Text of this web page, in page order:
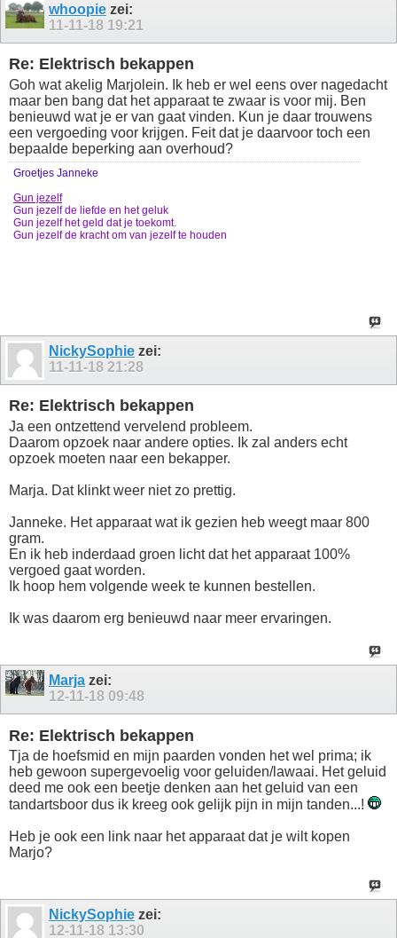
whoopie zei:
11-11-18 19:21
Re: Elektrisch bekappen
Goh wat akelig Marjolein. Ik heb er wel eens over nagedacht
maar ben bang dat het apparaat te zwaar is voor mij. Ben
benieuwd wat je er van gaat vinden. Kun je daar trouwens
een vergoeding voor krijgen. Feit dat je daarvoor toch een
bepaalde beperking aan overhoud?
Groetjes Janneke
Gun jezelf
Gun jezelf de liefde en het geluk
Gun jezelf het geld dat je toekomt.
Gun jezelf de kracht om van jezelf te houden
NickySophie zei:
11-11-18 21:28
Re: Elektrisch bekappen
Ja een ontzettend vervelend probleem.
Daarom opzoek naar andere opties. Ik zal anders echt
opzoek moeten naar een bekapper.
Marja. Dat klinkt weer niet zo prettig.
Janneke. Het apparaat wat ik gezien heb weegt maar 800
gram.
En ik heb inderdaad groen licht dat het apparaat 100%
vergoed gaat worden.
Ik hoop hem volgende week te kunnen bestellen.
Ik was daarom erg benieuwd naar meer ervaringen.
Marja zei:
12-11-18 09:48
Re: Elektrisch bekappen
Tja de hoefsmid en mijn paarden vonden het wel prima; ik
heb gewoon supergevoelig voor geluiden/lawaai. Het geluid
deed me ook een beetje denken aan het geluid van een
tandartsboor dus ik kreeg ook gelijk pijn in mijn tanden...!
Heb je ook een link naar het apparaat dat je wilt kopen
Marjo?
NickySophie zei:
12-11-18 13:30